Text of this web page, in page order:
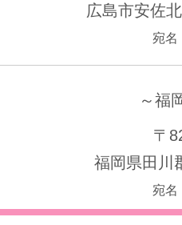
広島市安佐
宛名
～福
〒
福岡県田川
宛名